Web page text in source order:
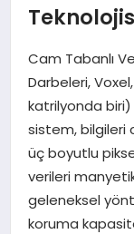
EĞITIM
GÜNDEM
SPOR
EKONOMI
MAGAZIN
Cam Tabanlı
Darbeleri,
katrilyonda biri)
sistem, bilgileri
üç boyutlu
verileri
geleneksel
koruma